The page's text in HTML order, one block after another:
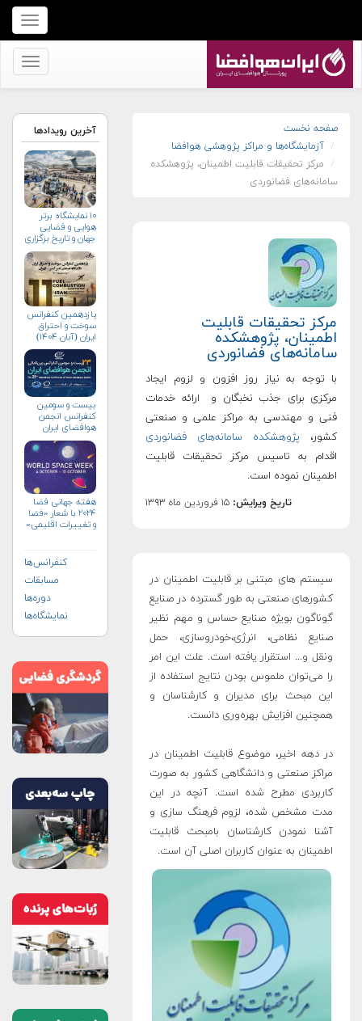
برای
نمایش
منو
برای
کنید
صفحه نخست
آزمایشگاه‌ها و مراکز پژوهشی هوافضا
مرکز تحقیقات قابلیت اطمینان، پژوهشکده
سامانه‌های فضانوردی
مرکز تحقیقات قابلیت
اطمینان، پژوهشکده
سامانه‌های فضانوردی
با توجه به نیاز روز افزون و لزوم ایجاد
مرکزی برای جذب نخبگان و ارائه خدمات
فنی و مهندسی به مراکز علمی و صنعتی
کشور، پژوهشکده سامانه‌های فضانوردی
اقدام به تاسیس مرکز تحقیقات قابلیت
اطمینان نموده است.
تاریخ ویرایش: ۱۵ فروردین ماه ۱۳۹۳
سیستم‏ های مبتنی بر قابلیت اطمینان در
کشورهای صنعتی به طور گسترده در صنایع
گوناگون بویژه صنایع حساس و مهم نظیر
صنایع نظامی، انرژی،خودروسازی، حمل
ونقل و... استقرار یافته است. علت این امر
را می‌توان ملموس بودن نتایج استفاده از
این مبحث برای مدیران و کارشناسان و
همچنین افزایش بهره‌وری دانست.
در دهه اخیر، موضوع قابلیت اطمینان در
مراکز صنعتی و دانشگاهی کشور به صورت
کاربردی مطرح شده است. آنچه در این
مدت مشخص شده، لزوم فرهنگ سازی و
آشنا نمودن کارشناسان بامبحث قابلیت
اطمینان به عنوان کاربران اصلی آن است.
آخرین رویدادها
۱۰ نمایشگاه برتر
هوایی و فضایی
جهان و تاریخ برگزاری
آن‌ها
یازدهمین کنفرانس
سوخت و احتراق
ایران (آبان‌ ۱۴۰۴)
بیست و سومین
کنفرانس انجمن
هوافضای ايران
هفته جهانی فضا
۲۰۲۴ با شعار «فضا
و تغییرات اقلیمی»
کنفرانس‌ها
مسابقات
دوره‌ها
نمایشگاه‌ها